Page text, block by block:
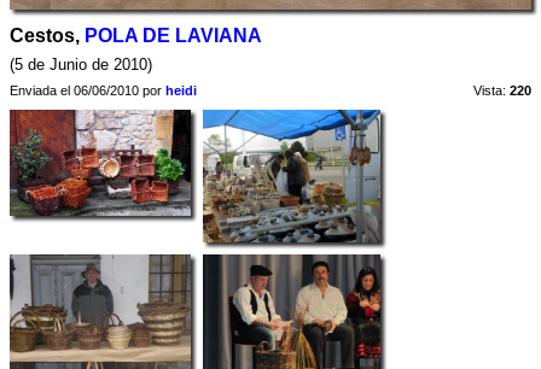
Cestos, POLA DE LAVIANA
(5 de Junio de 2010)
Enviada el 06/06/2010 por heidi Vista: 220